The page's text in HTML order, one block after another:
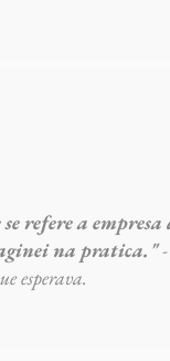
refere a
na pratica."
esperava.